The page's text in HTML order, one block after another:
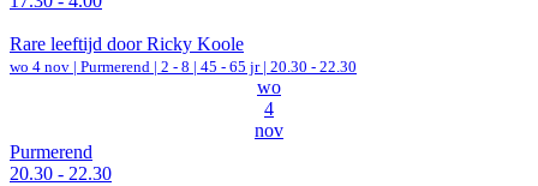
Rare leeftijd door Ricky Koole
wo 4 nov | Purmerend | 2 - 8 | 45 - 65 jr | 20.30 - 22.30
wo
4
nov
Purmerend
20.30 - 22.30